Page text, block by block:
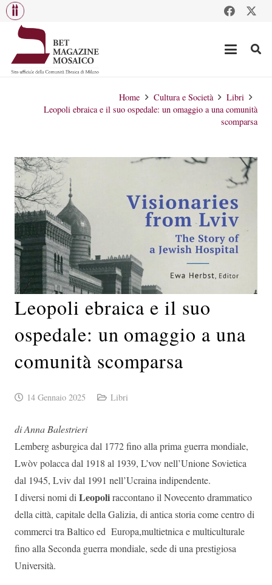
Home Cultura e Società
Libri
Leopoli ebraica e il suo ospedale: un omaggio a una comunità
scomparsa
Leopoli ebraica e il suo
ospedale: un omaggio a una
comunità scomparsa
14 Gennaio 2025 Libri
di Anna Balestrieri
Lemberg asburgica dal 1772 fino alla prima guerra mondiale,
Lwòv polacca dal 1918 al 1939, L’vov nell’Unione Sovietica
dal 1945, Lviv dal 1991 nell’Ucraina indipendente.
I diversi nomi diLeopoliraccontano il Novecento drammatico
della città, capitale della Galizia, di antica storia come centro di
commerci tra Baltico ed Europa,multietnica e multiculturale
fino alla Seconda guerra mondiale, sede di una prestigiosa
Università.